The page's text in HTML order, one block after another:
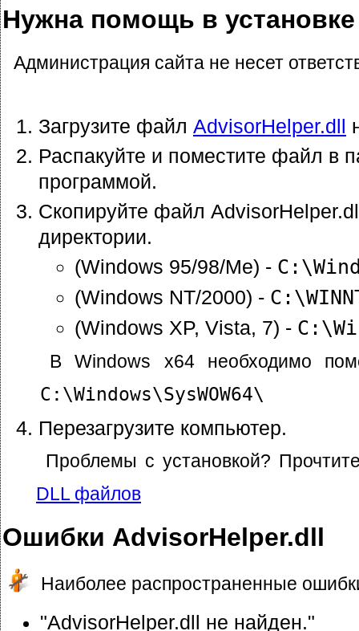
Нужна помощь в
Администрация сайта не несет
Загрузите файл AdvisorHelper.dll
Распакуйте и поместите файл в
программой.
Скопируйте файл
директории.
(Windows 95/98/Me) -
(Windows NT/2000) -
(Windows XP, Vista, 7) -
В Windows x64 необходимо
C:\Windows\SysWOW64\
Перезагрузите компьютер.
Проблемы с установкой?
DLL файлов
Ошибки AdvisorHelper.dll
Наиболее распространенные
"AdvisorHelper.dll не найден."